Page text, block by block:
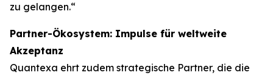
zu gelangen.“
Partner-Ökosystem: Impulse für weltweite
Akzeptanz
Quantexa ehrt zudem strategische Partner, die die